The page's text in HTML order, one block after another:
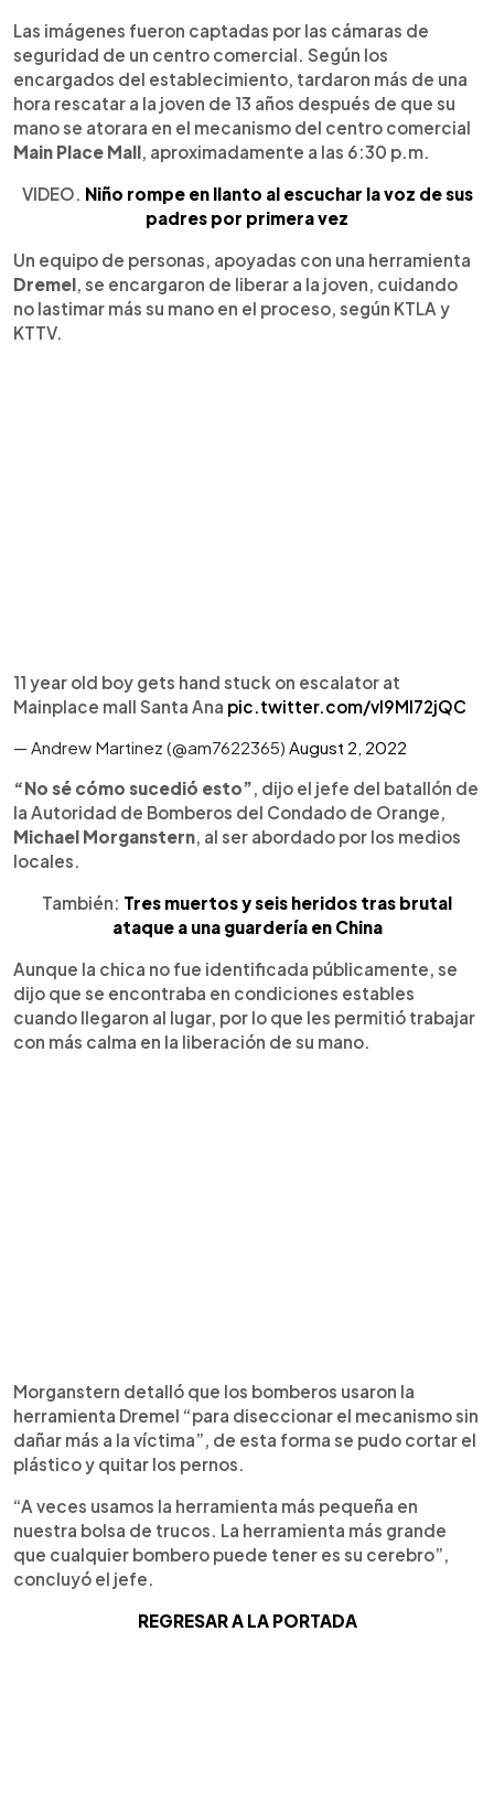
Las imágenes fueron captadas por las cámaras de
seguridad de un centro comercial. Según los
encargados del establecimiento, tardaron más de una
hora rescatar a la joven de 13 años después de que su
mano se atorara en el mecanismo del centro comercial
Main Place Mall, aproximadamente a las 6:30 p.m.
VIDEO. Niño rompe en llanto al escuchar la voz de sus
padres por primera vez
Un equipo de personas, apoyadas con una herramienta
Dremel, se encargaron de liberar a la joven, cuidando
no lastimar más su mano en el proceso, según KTLA y
KTTV.
11 year old boy gets hand stuck on escalator at
Mainplace mall Santa Ana pic.twitter.com/vI9MI72jQC
— Andrew Martinez (@am7622365) August 2, 2022
“No sé cómo sucedió esto”, dijo el jefe del batallón de
la Autoridad de Bomberos del Condado de Orange,
Michael Morganstern, al ser abordado por los medios
locales.
También: Tres muertos y seis heridos tras brutal
ataque a una guardería en China
Aunque la chica no fue identificada públicamente, se
dijo que se encontraba en condiciones estables
cuando llegaron al lugar, por lo que les permitió trabajar
con más calma en la liberación de su mano.
Morganstern detalló que los bomberos usaron la
herramienta Dremel “para diseccionar el mecanismo sin
dañar más a la víctima”, de esta forma se pudo cortar el
plástico y quitar los pernos.
“A veces usamos la herramienta más pequeña en
nuestra bolsa de trucos. La herramienta más grande
que cualquier bombero puede tener es su cerebro”,
concluyó el jefe.
REGRESAR A LA PORTADA